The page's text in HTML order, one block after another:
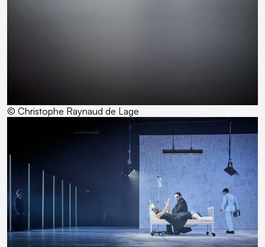
© Christophe Raynaud de Lage